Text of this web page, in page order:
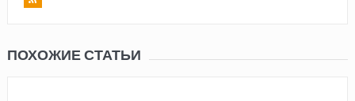
ПОХОЖИЕ СТАТЬИ